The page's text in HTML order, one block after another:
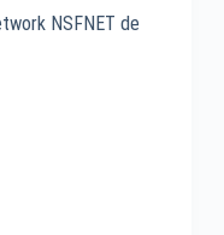
NSFNET de